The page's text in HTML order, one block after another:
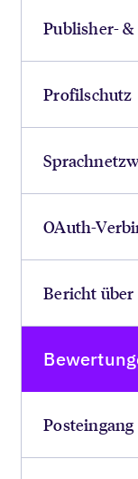
Publisher-
Profilschutz
OAuth-
Bericht über
Posteingang